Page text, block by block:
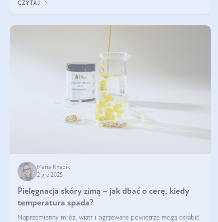
CZYTAJ
Maria Knapik
2 gru 2025
Pielęgnacja skóry zimą – jak dbać o cerę, kiedy
temperatura spada?
Naprzemienny mróz, wiatr i ogrzewane powietrze mogą osłabić